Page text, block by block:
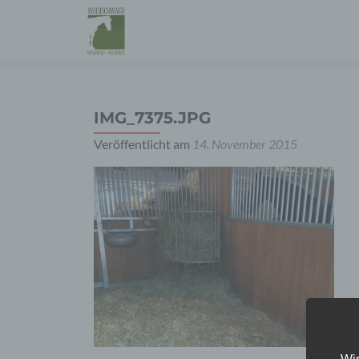
IMG_7375.JPG
Veröffentlicht am 14. November 2015